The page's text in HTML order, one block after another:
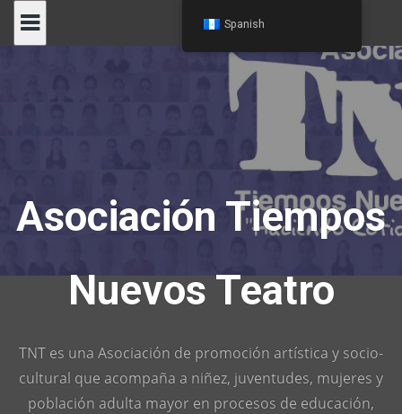
Asociación Tiempos
Nuevos Teatro
TNT es una Asociación de promoción artística y socio-
cultural que acompaña a niñez, juventudes, mujeres y
población adulta mayor en procesos de educación,
Spanish